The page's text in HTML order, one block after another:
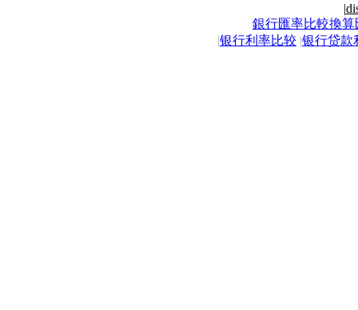
|
銀行匯率比較換算
|银行利率比较 |银行贷款